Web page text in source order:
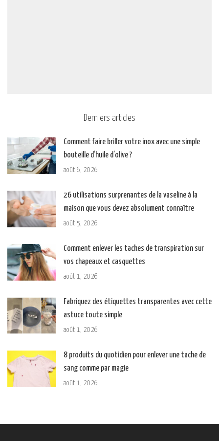
Derniers articles
Comment faire briller votre inox avec une simple
bouteille d’huile d’olive ?
août 6, 2026
26 utilisations surprenantes de la vaseline à la
maison que vous devez absolument connaître
août 5, 2026
Comment enlever les taches de transpiration sur
vos chapeaux et casquettes
août 1, 2026
Fabriquez des étiquettes transparentes avec cette
astuce toute simple
août 1, 2026
8 produits du quotidien pour enlever une tache de
sang comme par magie
août 1, 2026